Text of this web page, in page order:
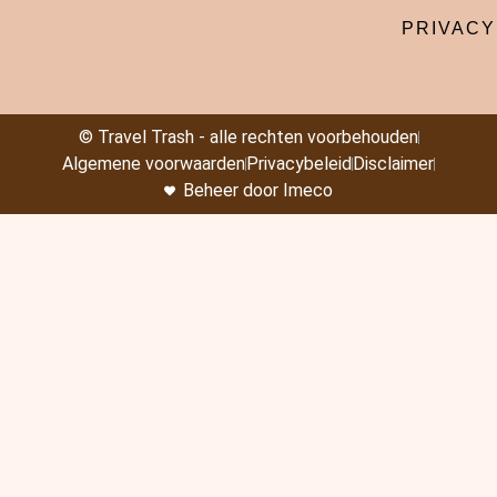
© Travel Trash - alle rechten voorbehouden
Algemene voorwaarden Privacybeleid Disclaimer
Beheer door Imeco